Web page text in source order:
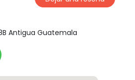
Antigua Guatemala